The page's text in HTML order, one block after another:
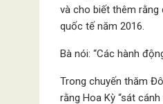
và cho biết thêm rằng
quốc tế năm 2016.
Bà nói: “Các hành
Trong chuyến thăm
rằng Hoa Kỳ “sát